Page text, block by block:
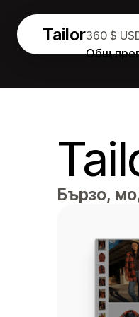
Tailor
Общ
360 $
Бързо,